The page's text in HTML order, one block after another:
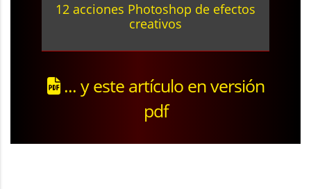
12 acciones Photoshop de efectos
creativos
... y este artículo en versión
pdf